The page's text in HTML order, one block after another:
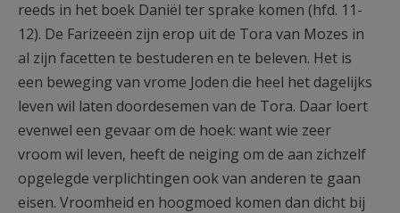
reeds in het boek Daniël ter sprake komen (hfd. 11-
12). De Farizeeën zijn erop uit de Tora van Mozes in
al zijn facetten te bestuderen en te beleven. Het is
een beweging van vrome Joden die heel het dagelijks
leven wil laten doordesemen van de Tora. Daar loert
evenwel een gevaar om de hoek: want wie zeer
vroom wil leven, heeft de neiging om de aan zichzelf
opgelegde verplichtingen ook van anderen te gaan
eisen. Vroomheid en hoogmoed komen dan dicht bij